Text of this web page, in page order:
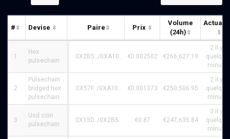
# Devise Paire Prix
Volume
(24h)
1
Hex
pulsechain
0X2B5../0XA10.. €0.002502 €266,627.19
2 il y a
2
Pulsechain
bridged hex
pulsechain
0X57F../0XA10.. €0.001373 €250,506.95
2 il y a
3
Usd coin
pulsechain
0X15D../0X2B5.. €0.87 €247,635.84
3 il y a